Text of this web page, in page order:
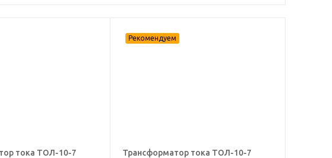
тока ТОЛ-10-7
Трансформатор тока ТОЛ-10-7